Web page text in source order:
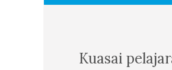
Kuasai